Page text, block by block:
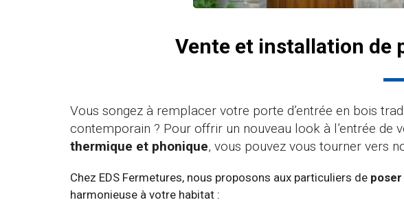
Vente et installation de
Vous songez à remplacer votre porte d’entrée en bois
contemporain ? Pour offrir un nouveau look à l’entrée
thermique et phonique, vous pouvez vous tourner vers
Chez EDS Fermetures, nous proposons aux particuliers de
harmonieuse à votre habitat :